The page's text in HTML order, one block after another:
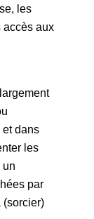
les
accès aux
et dans
les
un
par
(sorcier)